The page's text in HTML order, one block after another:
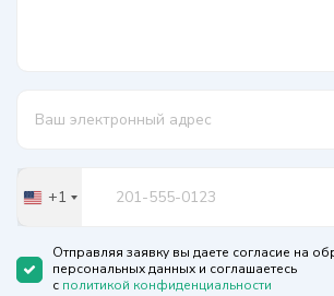
United
+1
Отправляя заявку вы даете согласие на
персональных данных и соглашаетесь
с политикой конфиденциальности